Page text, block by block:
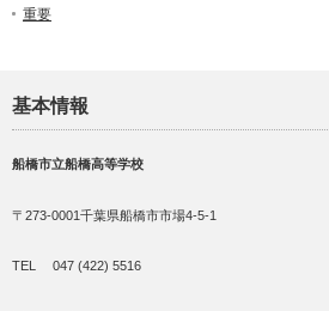
重要
基本情報
船橋市立船橋高等学校
〒273-0001千葉県船橋市市場4-5-1
TEL 047 (422) 5516